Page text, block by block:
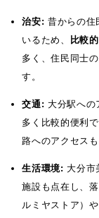
治安: 昔からの住
いるため、
比較
多く、住民同士
す。
交通: 大分駅への
多く比較的便利
路へのアクセスも
生活環境: 大分市
施設も点在し、
ルミヤストア）